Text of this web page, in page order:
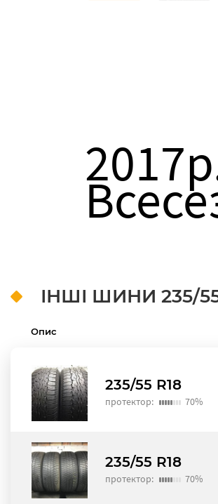
ІНШІ ШИНИ 235/
Опис
235/55 R18
протектор: 70%
235/55 R18
протектор: 70%